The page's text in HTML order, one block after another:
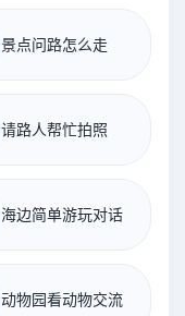
景点问路怎么走
请路人帮忙拍照
海边简单游玩对话
动物园看动物交流